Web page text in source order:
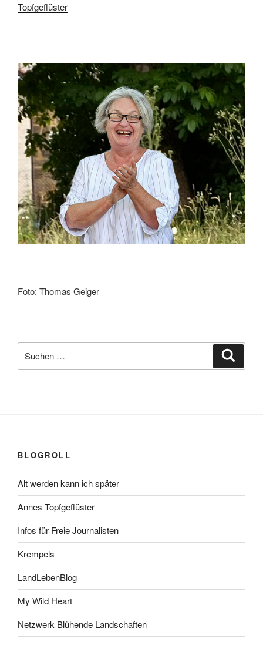
Topfgeflüster
Foto: Thomas Geiger
nach:
BLOGROLL
Alt werden kann ich später
Annes Topfgeflüster
Infos für Freie Journalisten
Krempels
LandLebenBlog
My Wild Heart
Netzwerk Blühende Landschaften